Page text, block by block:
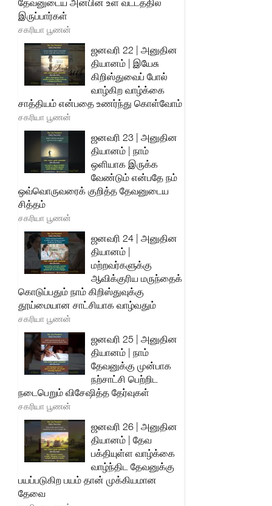
தேவனுடைய அன்பின் உள் வட்டத்தில்
இருப்பார்கள்
சகரியா பூணன்
ஜனவரி 22 | அனுதின
தியானம் | இயேசு
கிறிஸ்துவைப் போல்
வாழ்கிற வாழ்க்கை
சாத்தியம் என்பதை உணர்ந்து கொள்வோம்
சகரியா பூணன்
ஜனவரி 23 | அனுதின
தியானம் | நாம்
ஒளியாக இருக்க
வேண்டும் என்பதே நம்
ஒவ்வொருவரைக் குறித்த தேவனுடைய
சித்தம்
சகரியா பூணன்
ஜனவரி 24 | அனுதின
தியானம் |
மற்றவர்களுக்கு
ஆவிக்குரிய மருந்தைக்
கொடுப்பதும் நாம் கிறிஸ்துவுக்கு
தூய்மையான சாட்சியாக வாழ்வதும்
சகரியா பூணன்
ஜனவரி 25 | அனுதின
தியானம் | நாம்
தேவனுக்கு முன்பாக
நற்சாட்சி பெற்றிட
நடைபெறும் விசேஷித்த தேர்வுகள்
சகரியா பூணன்
ஜனவரி 26 | அனுதின
தியானம் | தேவ
பக்தியுள்ள வாழ்க்கை
வாழ்ந்திட தேவனுக்கு
பயப்படுகிற பயம் தான் முக்கியமான
தேவை